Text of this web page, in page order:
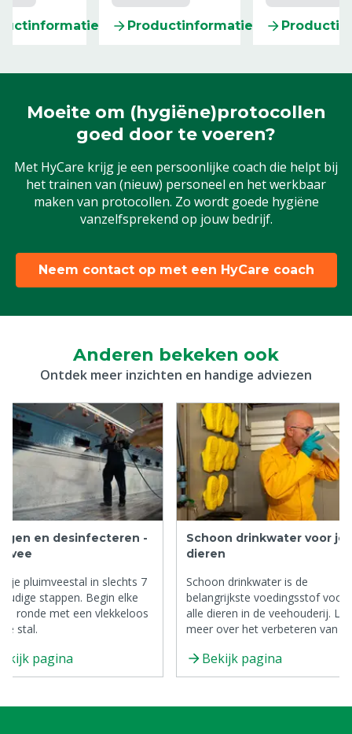
Productinformatie
Moeite om (hygiëne)protocollen
goed door te voeren?
Met HyCare krijg je een persoonlijke coach die helpt bij
het trainen van (nieuw) personeel en het werkbaar
maken van protocollen. Zo wordt goede hygiëne
vanzelfsprekend op jouw bedrijf.
Neem contact op met een HyCare coach
Anderen bekeken ook
Ontdek meer inzichten en handige adviezen
en desinfecteren -
je pluimveestal in slechts 7
stappen. Begin elke
ronde met een vlekkeloos
stal.
pagina
Schoon drinkwater voor je
dieren
Schoon drinkwater is de
belangrijkste voedingsstof voor
alle dieren in de veehouderij.
meer over het verbeteren van
tips.Bekijk pagina